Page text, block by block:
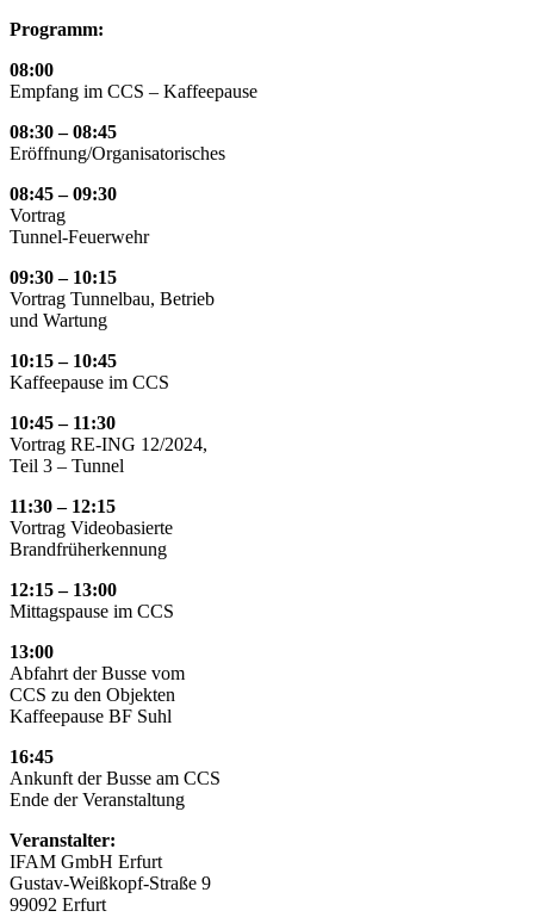
Programm:
08:00
Empfang im CCS – Kaffeepause
08:30 – 08:45
Eröffnung/Organisatorisches
08:45 – 09:30
Vortrag
Tunnel-Feuerwehr
09:30 – 10:15
Vortrag Tunnelbau, Betrieb
und Wartung
10:15 – 10:45
Kaffeepause im CCS
10:45 – 11:30
Vortrag RE-ING 12/2024,
Teil 3 – Tunnel
11:30 – 12:15
Vortrag Videobasierte
Brandfrüherkennung
12:15 – 13:00
Mittagspause im CCS
13:00
Abfahrt der Busse vom
CCS zu den Objekten
Kaffeepause BF Suhl
16:45
Ankunft der Busse am CCS
Ende der Veranstaltung
Veranstalter:
IFAM GmbH Erfurt
Gustav-Weißkopf-Straße 9
99092 Erfurt